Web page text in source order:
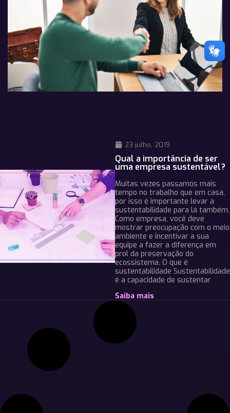
23 julho, 2019
Qual a importância de ser
uma empresa sustentável?
Muitas vezes passamos mais
tempo no trabalho que em casa,
por isso é importante levar a
sustentabilidade para lá também.
Como empresa, você deve
mostrar preocupação com o meio
ambiente e incentivar a sua
equipe a fazer a diferença em
prol da preservação do
ecossistema. O que é
sustentabilidade Sustentabilidade
é a capacidade de sustentar
Saiba mais